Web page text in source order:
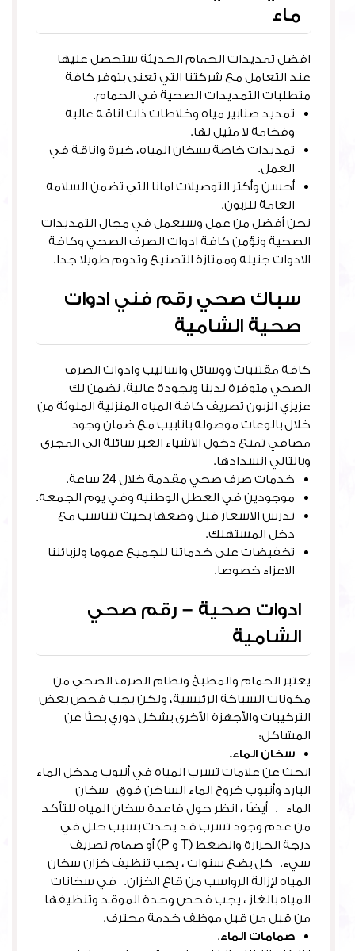
ماء
افضل تمديدات الحمام الحديثة ستحصل عليها
عند التعامل مع شركتنا التي تعنى بتوفر كافة
متطلبات التمديدات الصحية في الحمام.
تمديد صنابير مياه وخلاطات ذات اناقة عالية
وفخامة لا مثيل لها.
تمديدات خاصة بسخان المياه، خبرة واناقة في
العمل.
أحسن وأكثر التوصيلات امانا التي تضمن السلامة
العامة للزبون.
نحن أفضل من عمل وسيعمل في مجال التمديدات
الصحية ونؤمن كافة ادوات الصرف الصحي وكافة
الادوات جنيلة وممتازة التصنيع وتدوم طويلا جدا.
سباك صحي رقم فني ادوات
صحية الشامية
كافة مقتنيات ووسائل واساليب وادوات الصرف
الصحي متوفرة لدينا وبجودة عالية، نضمن لك
عزيزي الزبون تصريف كافة المياه المنزلية الملوثة من
خلال بالوعات موصولة بانابيب مع ضمان وجود
مصافي تمنع دخول الاشياء الغير سائلة الى المجرى
وبالتالي انسدادها.
خدمات صرف صحي مقدمة خلال 24 ساعة.
موجودين في العطل الوطنية وفي يوم الجمعة.
ندرس الاسعار قبل وضعها بحيث تتناسب مع
دخل المستهلك.
تخفيضات على خدماتنا للجميع عموما ولزبائننا
الاعزاء خصوصا.
ادوات صحية – رقم صحي
الشامية
يعتبر الحمام والمطبخ ونظام الصرف الصحي من
مكونات السباكة الرئيسية، ولكن يجب فحص بعض
التركيبات والأجهزة الأخرى بشكل دوري بحثًا عن
المشاكل:
سخان الماء.
ابحث عن علامات تسرب المياه في أنبوب مدخل الماء
البارد وأنبوب خروج الماء الساخن فوق سخان
الماء . أيضًا ، انظر حول قاعدة سخان المياه للتأكد
من عدم وجود تسرب قد يحدث بسبب خلل في
درجة الحرارة والضغط (T و P) أو صمام تصريف
سيء. كل بضع سنوات ، يجب تنظيف خزان سخان
المياه لإزالة الرواسب من قاع الخزان. في سخانات
المياه بالغاز ، يجب فحص وحدة الموقد وتنظيفها
من قبل من قبل موظف خدمة محترف.
صمامات الماء.